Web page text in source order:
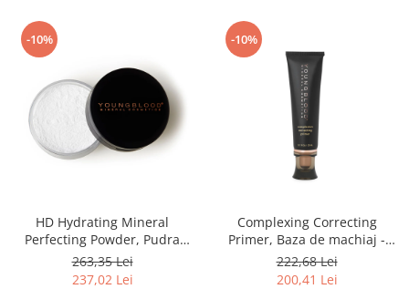
-10%
HD Hydrating Mineral
Perfecting Powder, Pudra
libera translucida - 10g
263,35 Lei
237,02 Lei
-10%
Complexing Correcting
Primer, Baza de machiaj -
20ml
222,68 Lei
200,41 Lei